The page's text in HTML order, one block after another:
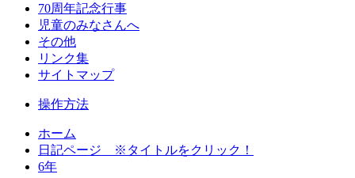
70周年記念行事
児童のみなさんへ
その他
リンク集
サイトマップ
操作方法
ホーム
日記ページ ※タイトルをクリック！
6年